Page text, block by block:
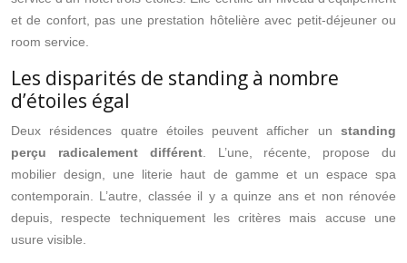
et de confort, pas une prestation hôtelière avec petit-déjeuner ou
room service.
Les disparités de standing à nombre
d’étoiles égal
Deux résidences quatre étoiles peuvent afficher un standing
perçu radicalement différent. L’une, récente, propose du
mobilier design, une literie haut de gamme et un espace spa
contemporain. L’autre, classée il y a quinze ans et non rénovée
depuis, respecte techniquement les critères mais accuse une
usure visible.